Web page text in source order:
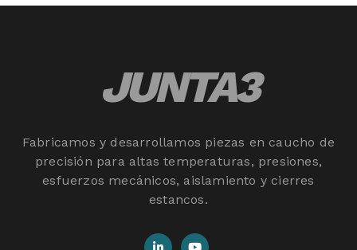
JUNTA3
Fabricamos y desarrollamos piezas en caucho de
precisión para altas temperaturas, presiones,
esfuerzos mecánicos, aislamiento y cierres
estancos.